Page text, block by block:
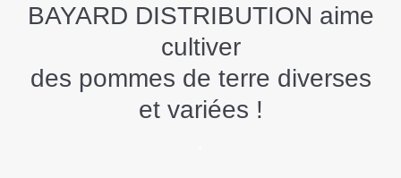
BAYARD DISTRIBUTION aime
cultiver
des pommes de terre diverses
et variées !